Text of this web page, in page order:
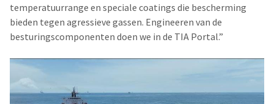
temperatuurrange en speciale coatings die bescherming
bieden tegen agressieve gassen. Engineeren van de
besturingscomponenten doen we in de TIA Portal.”